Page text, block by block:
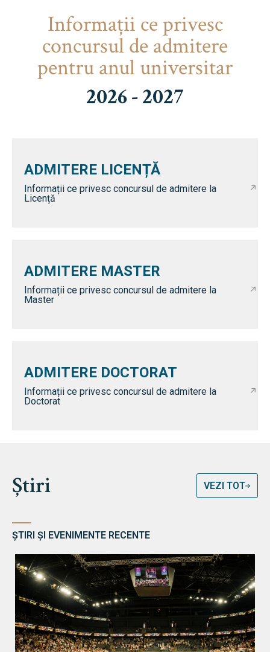
Informaţii ce privesc
concursul de admitere
pentru anul universitar
2026 - 2027
ADMITERE LICENȚĂ
Informații ce privesc concursul de admitere la
Licență
ADMITERE MASTER
Informații ce privesc concursul de admitere la
Master
ADMITERE DOCTORAT
Informații ce privesc concursul de admitere la
Doctorat
Știri VEZI TOT
ȘTIRI ȘI EVENIMENTE RECENTE